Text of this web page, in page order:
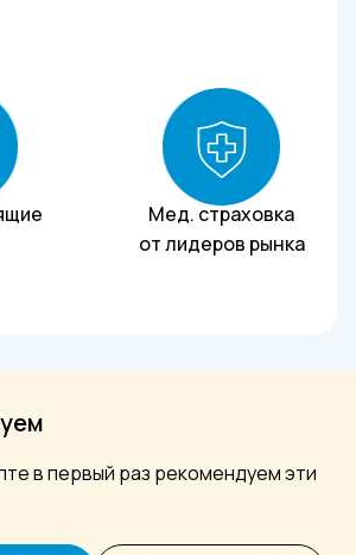
Мед. страховка
от лидеров рынка
в первый раз рекомендуем эти